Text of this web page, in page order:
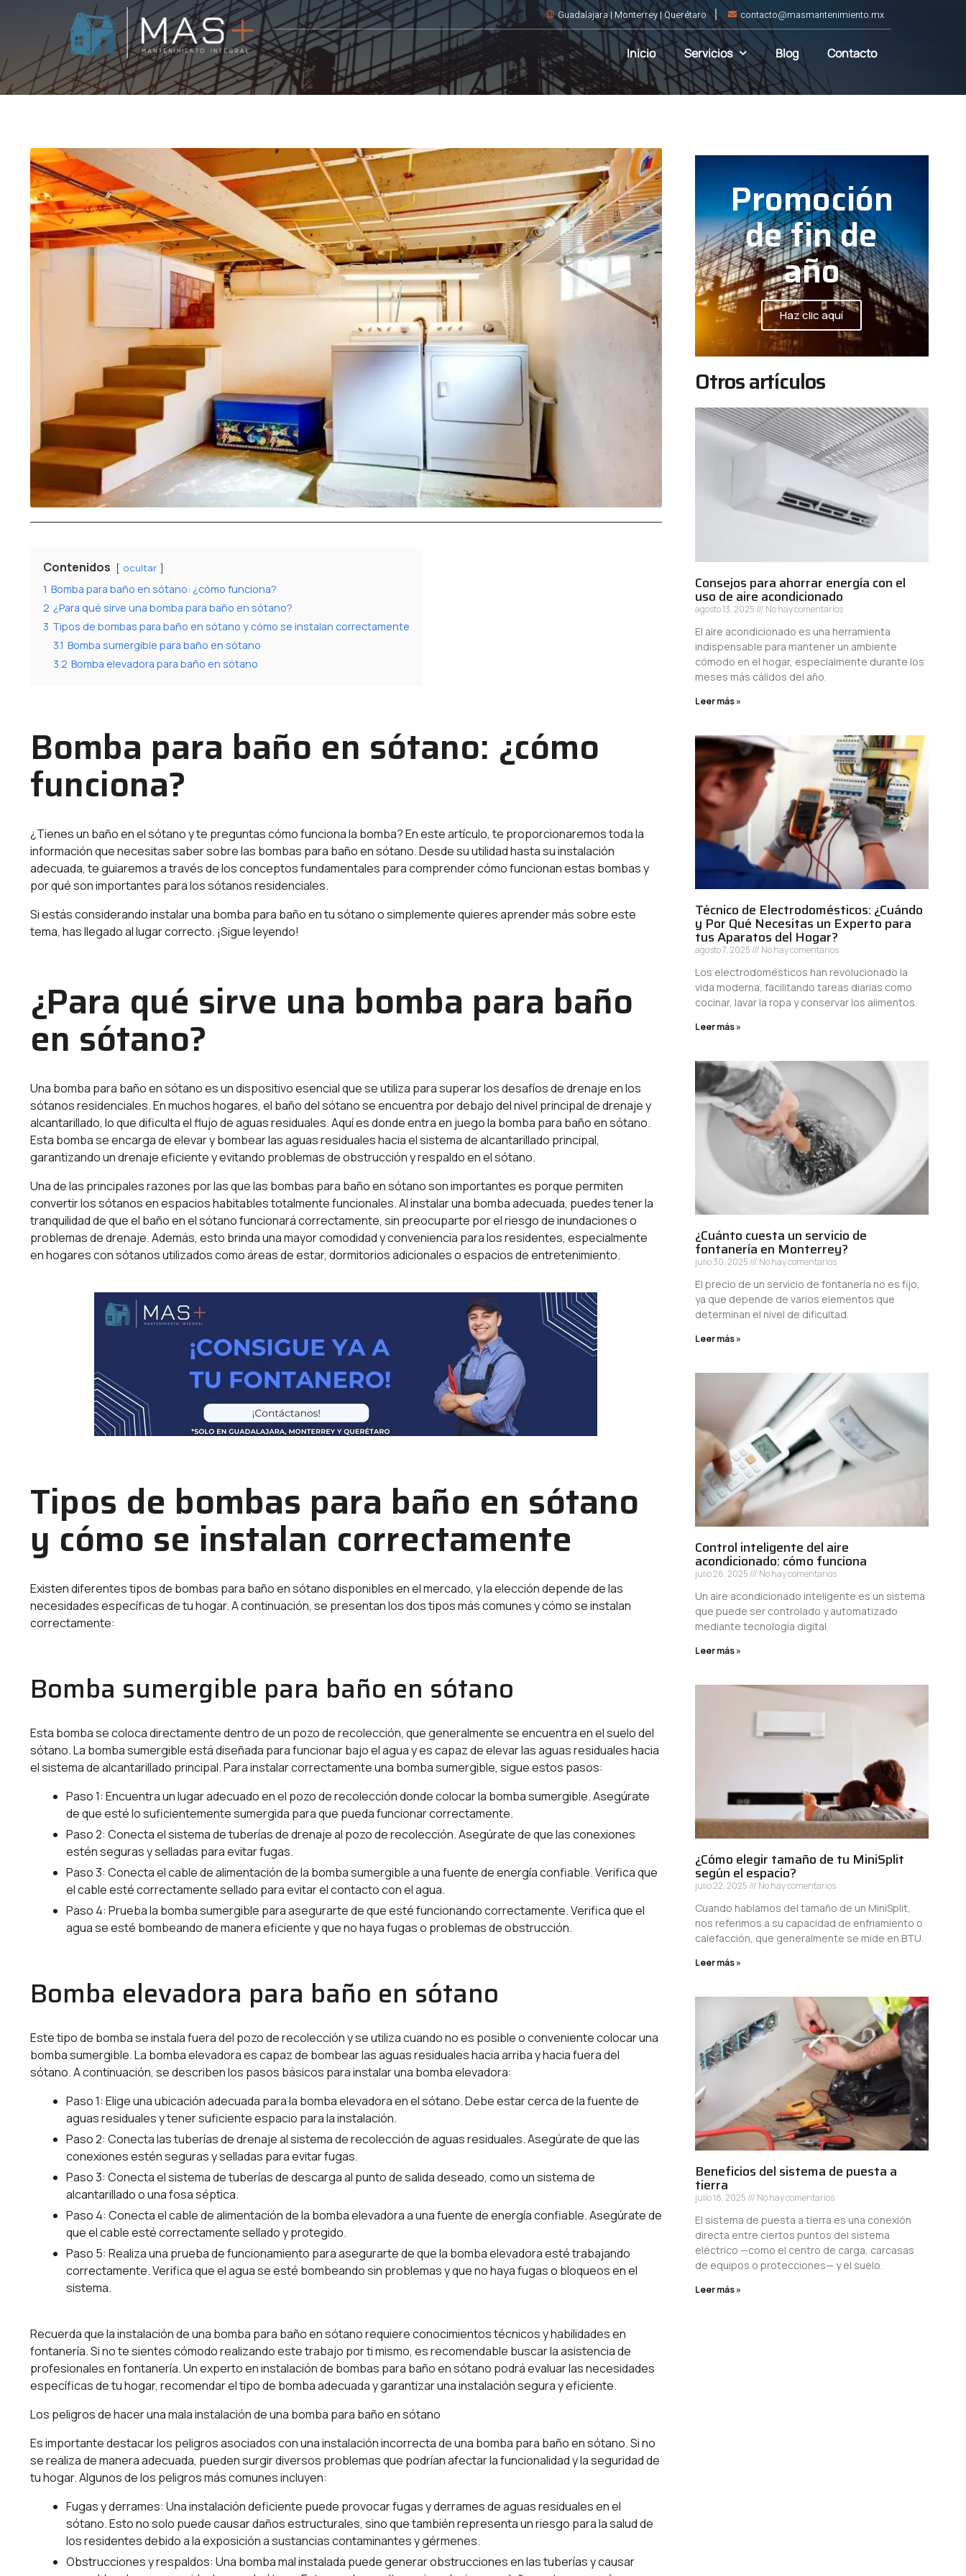
Guadalajara | Monterrey | Querétaro contacto@masmantenimiento.mx
Inicio Servicios Blog Contacto
Contenidos ocultar
1 Bomba para baño en sótano: ¿cómo funciona?
2 ¿Para qué sirve una bomba para baño en sótano?
3 Tipos de bombas para baño en sótano y cómo se instalan correctamente
3.1 Bomba sumergible para baño en sótano
3.2 Bomba elevadora para baño en sótano
Bomba para baño en sótano: ¿cómo
funciona?
¿Tienes un baño en el sótano y te preguntas cómo funciona la bomba? En este artículo, te proporcionaremos toda la
información que necesitas saber sobre las bombas para baño en sótano. Desde su utilidad hasta su instalación
adecuada, te guiaremos a través de los conceptos fundamentales para comprender cómo funcionan estas bombas y
por qué son importantes para los sótanos residenciales.
Si estás considerando instalar una bomba para baño en tu sótano o simplemente quieres aprender más sobre este
tema, has llegado al lugar correcto. ¡Sigue leyendo!
¿Para qué sirve una bomba para baño
en sótano?
Una bomba para baño en sótano es un dispositivo esencial que se utiliza para superar los desafíos de drenaje en los
sótanos residenciales. En muchos hogares, el baño del sótano se encuentra por debajo del nivel principal de drenaje y
alcantarillado, lo que dificulta el flujo de aguas residuales. Aquí es donde entra en juego la bomba para baño en sótano.
Esta bomba se encarga de elevar y bombear las aguas residuales hacia el sistema de alcantarillado principal,
garantizando un drenaje eficiente y evitando problemas de obstrucción y respaldo en el sótano.
Una de las principales razones por las que las bombas para baño en sótano son importantes es porque permiten
convertir los sótanos en espacios habitables totalmente funcionales. Al instalar una bomba adecuada, puedes tener la
tranquilidad de que el baño en el sótano funcionará correctamente, sin preocuparte por el riesgo de inundaciones o
problemas de drenaje. Además, esto brinda una mayor comodidad y conveniencia para los residentes, especialmente
en hogares con sótanos utilizados como áreas de estar, dormitorios adicionales o espacios de entretenimiento.
Tipos de bombas para baño en sótano
y cómo se instalan correctamente
Existen diferentes tipos de bombas para baño en sótano disponibles en el mercado, y la elección depende de las
necesidades específicas de tu hogar. A continuación, se presentan los dos tipos más comunes y cómo se instalan
correctamente:
Bomba sumergible para baño en sótano
Esta bomba se coloca directamente dentro de un pozo de recolección, que generalmente se encuentra en el suelo del
sótano. La bomba sumergible está diseñada para funcionar bajo el agua y es capaz de elevar las aguas residuales hacia
el sistema de alcantarillado principal. Para instalar correctamente una bomba sumergible, sigue estos pasos:
Paso 1: Encuentra un lugar adecuado en el pozo de recolección donde colocar la bomba sumergible. Asegúrate
de que esté lo suficientemente sumergida para que pueda funcionar correctamente.
Paso 2: Conecta el sistema de tuberías de drenaje al pozo de recolección. Asegúrate de que las conexiones
estén seguras y selladas para evitar fugas.
Paso 3: Conecta el cable de alimentación de la bomba sumergible a una fuente de energía confiable. Verifica que
el cable esté correctamente sellado para evitar el contacto con el agua.
Paso 4: Prueba la bomba sumergible para asegurarte de que esté funcionando correctamente. Verifica que el
agua se esté bombeando de manera eficiente y que no haya fugas o problemas de obstrucción.
Bomba elevadora para baño en sótano
Este tipo de bomba se instala fuera del pozo de recolección y se utiliza cuando no es posible o conveniente colocar una
bomba sumergible. La bomba elevadora es capaz de bombear las aguas residuales hacia arriba y hacia fuera del
sótano. A continuación, se describen los pasos básicos para instalar una bomba elevadora:
Paso 1: Elige una ubicación adecuada para la bomba elevadora en el sótano. Debe estar cerca de la fuente de
aguas residuales y tener suficiente espacio para la instalación.
Paso 2: Conecta las tuberías de drenaje al sistema de recolección de aguas residuales. Asegúrate de que las
conexiones estén seguras y selladas para evitar fugas.
Paso 3: Conecta el sistema de tuberías de descarga al punto de salida deseado, como un sistema de
alcantarillado o una fosa séptica.
Paso 4: Conecta el cable de alimentación de la bomba elevadora a una fuente de energía confiable. Asegúrate de
que el cable esté correctamente sellado y protegido.
Paso 5: Realiza una prueba de funcionamiento para asegurarte de que la bomba elevadora esté trabajando
correctamente. Verifica que el agua se esté bombeando sin problemas y que no haya fugas o bloqueos en el
sistema.
Recuerda que la instalación de una bomba para baño en sótano requiere conocimientos técnicos y habilidades en
fontanería. Si no te sientes cómodo realizando este trabajo por ti mismo, es recomendable buscar la asistencia de
profesionales en fontanería. Un experto en instalación de bombas para baño en sótano podrá evaluar las necesidades
específicas de tu hogar, recomendar el tipo de bomba adecuada y garantizar una instalación segura y eficiente.
Los peligros de hacer una mala instalación de una bomba para baño en sótano
Es importante destacar los peligros asociados con una instalación incorrecta de una bomba para baño en sótano. Si no
se realiza de manera adecuada, pueden surgir diversos problemas que podrían afectar la funcionalidad y la seguridad de
tu hogar. Algunos de los peligros más comunes incluyen:
Fugas y derrames: Una instalación deficiente puede provocar fugas y derrames de aguas residuales en el
sótano. Esto no solo puede causar daños estructurales, sino que también representa un riesgo para la salud de
los residentes debido a la exposición a sustancias contaminantes y gérmenes.
Obstrucciones y respaldos: Una bomba mal instalada puede generar obstrucciones en las tuberías y causar
Promoción
de fin de
año
Haz clic aquí
Otros artículos
Consejos para ahorrar energía con el
uso de aire acondicionado
agosto 13, 2025 No hay comentarios
El aire acondicionado es una herramienta
indispensable para mantener un ambiente
cómodo en el hogar, especialmente durante los
meses más cálidos del año.
Leer más »
Técnico de Electrodomésticos: ¿Cuándo
y Por Qué Necesitas un Experto para
tus Aparatos del Hogar?
agosto 7, 2025 No hay comentarios
Los electrodomésticos han revolucionado la
vida moderna, facilitando tareas diarias como
cocinar, lavar la ropa y conservar los alimentos.
Leer más »
¿Cuánto cuesta un servicio de
fontanería en Monterrey?
julio 30, 2025 No hay comentarios
El precio de un servicio de fontanería no es fijo,
ya que depende de varios elementos que
determinan el nivel de dificultad.
Leer más »
Control inteligente del aire
acondicionado: cómo funciona
julio 26, 2025 No hay comentarios
Un aire acondicionado inteligente es un sistema
que puede ser controlado y automatizado
mediante tecnología digital.
Leer más »
¿Cómo elegir tamaño de tu MiniSplit
según el espacio?
julio 22, 2025 No hay comentarios
Cuando hablamos del tamaño de un MiniSplit,
nos referimos a su capacidad de enfriamiento o
calefacción, que generalmente se mide en BTU.
Leer más »
Beneficios del sistema de puesta a
tierra
julio 18, 2025 No hay comentarios
El sistema de puesta a tierra es una conexión
directa entre ciertos puntos del sistema
eléctrico —como el centro de carga, carcasas
de equipos o protecciones— y el suelo.
Leer más »